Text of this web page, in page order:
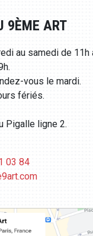
9ÈME ART
au samedi de 11h
vous le mardi.
fériés.
Pigalle ligne 2.
03 84